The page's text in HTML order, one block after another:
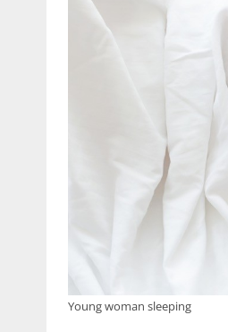
Young woman sleeping